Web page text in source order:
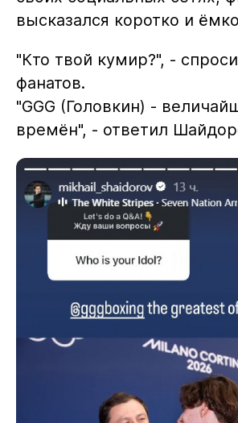
высказался коротко и
"Кто твой кумир?", -
фанатов.
"GGG (Головкин) -
времён", - ответил